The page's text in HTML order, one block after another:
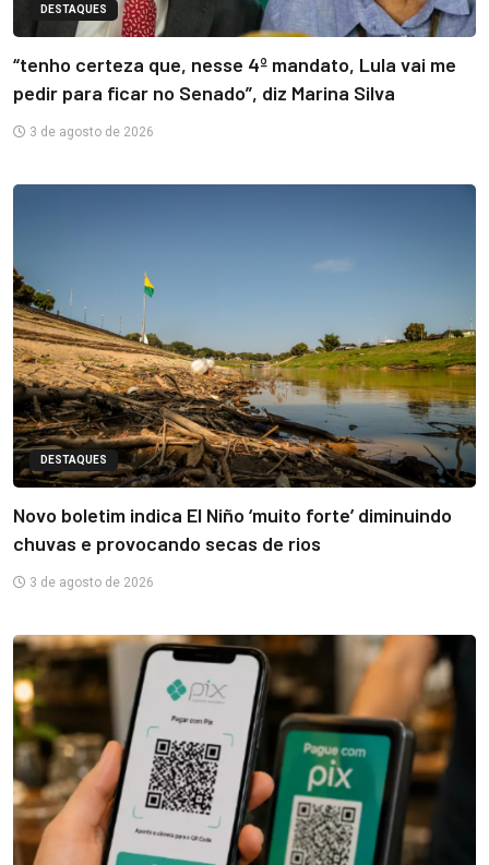
DESTAQUES
“tenho certeza que, nesse 4º mandato, Lula vai me
pedir para ficar no Senado”, diz Marina Silva
3 de agosto de 2026
DESTAQUES
Novo boletim indica El Niño ‘muito forte’ diminuindo
chuvas e provocando secas de rios
3 de agosto de 2026